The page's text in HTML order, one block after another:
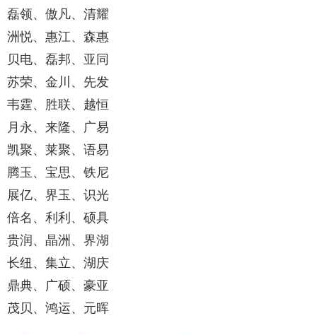
磊领、傲凡、清耀
洲悦、惠江、森惠
贝电、磊邦、亚同
苏荣、金川、先发
韦霆、胜联、越恒
月永、来隆、广易
凯聚、莱聚、语易
腾玉、宝思、铁尼
展亿、界玉、识光
倍名、利利、硕具
贵润、晶洲、界湖
长纽、集立、湖庆
鼎典、广硕、豪亚
茂贝、鸿运、元晖